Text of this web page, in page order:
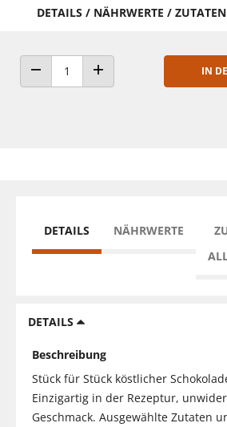
DETAILS / NÄHRWERTE /
ANZAHL VERRINGERNANZAHL ERHÖHEN
IN
DETAILS NÄHRWERTE
DETAILS
Beschreibung
Stück für Stück köstlicher
Einzigartig in der Rezeptur,
Geschmack. Ausgewählte Zutaten